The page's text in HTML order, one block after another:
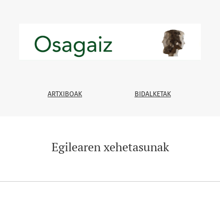
ARTXIBOAK BIDALKETAK
Egilearen xehetasunak